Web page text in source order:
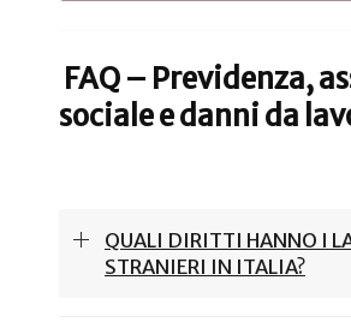
FAQ – Previdenza,
sociale e danni da
QUALI DIRITTI HANNO I
STRANIERI IN ITALIA?